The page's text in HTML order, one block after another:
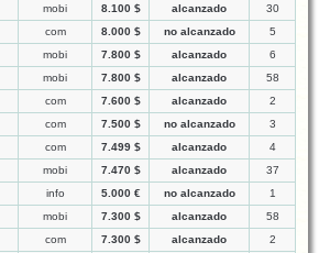
mobi 8.100 $ alcanzado
30
com 8.000 $ no alcanzado
5
mobi 7.800 $ alcanzado
6
mobi 7.800 $ alcanzado
58
com 7.600 $ alcanzado
2
com 7.500 $ no alcanzado
3
com 7.499 $ alcanzado
4
mobi 7.470 $ alcanzado
37
info 5.000 € no alcanzado
1
mobi 7.300 $ alcanzado
58
com 7.300 $ alcanzado
2